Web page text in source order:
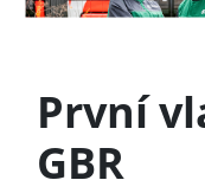
První
GBR